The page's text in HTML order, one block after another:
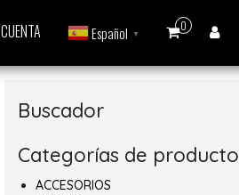
0
CUENTA Español ▼
Buscador
Categorías de producto
ACCESORIOS